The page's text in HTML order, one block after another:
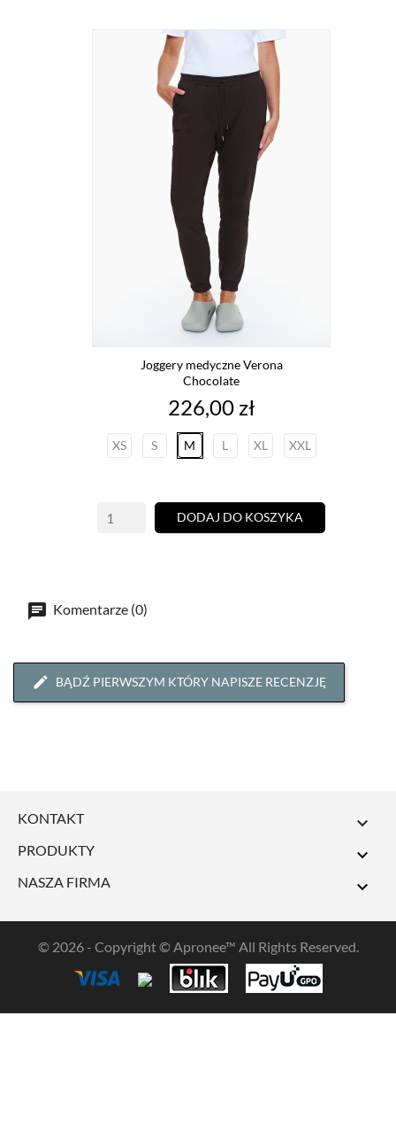
Joggery medyczne Verona
Chocolate
Cena
226,00 zł
XS S M L XL XXL
DODAJ DO KOSZYKA
Komentarze (0)
BĄDŹ PIERWSZYM KTÓRY NAPISZE RECENZJĘ
KONTAKT 
PRODUKTY 
NASZA FIRMA 
© 2026 - Copyright © Apronee™ All Rights Reserved.